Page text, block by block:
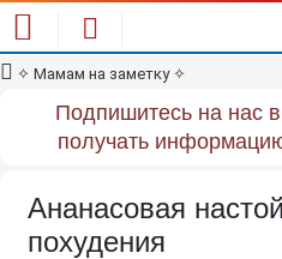
✧ Мамам на заметку✧
Подпишитесь на нас
получать
Ананасовая
похудения